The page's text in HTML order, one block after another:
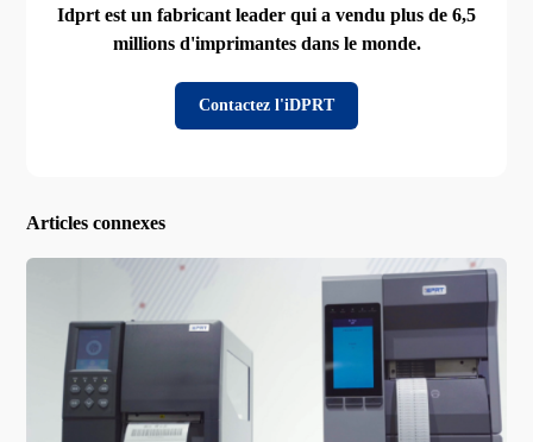
Idprt est un fabricant leader qui a vendu plus de 6,5
millions d'imprimantes dans le monde.
Contactez l'iDPRT
Articles connexes